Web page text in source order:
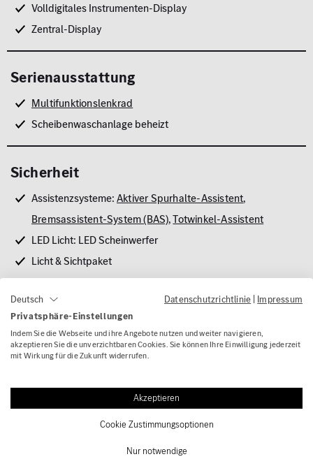
Volldigitales Instrumenten-Display
Zentral-Display
Serienausstattung
Multifunktionslenkrad
Scheibenwaschanlage beheizt
Sicherheit
Assistenzsysteme:Aktiver Spurhalte-Assistent,
Bremsassistent-System (BAS),Totwinkel-Assistent
LED Licht: LED Scheinwerfer
Licht & Sichtpaket
Pannenset TIREFIT
Reifendruckkontrolle (RDK)
Sonstige
Und vieles mehr
Deutsch Datenschutzrichtlinie | Impressum
Privatsphäre-Einstellungen
Indem Sie die Webseite und ihre Angebote nutzen und weiter navigieren,
akzeptieren Sie die unverzichtbaren Cookies. Sie können Ihre Einwilligung jederzeit
mit Wirkung für die Zukunft widerrufen.
Akzeptieren
Cookie Zustimmungsoptionen
Nur notwendige